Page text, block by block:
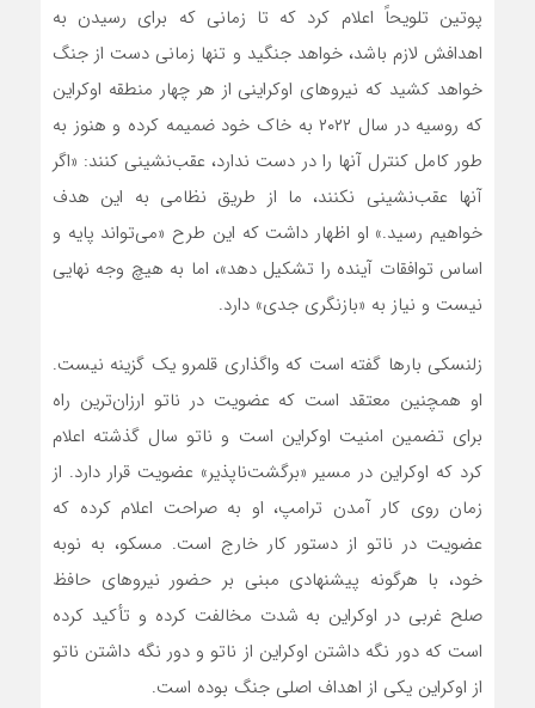
پوتین تلویحاً اعلام کرد که تا زمانی که برای رسیدن به
اهدافش لازم باشد، خواهد جنگید و تنها زمانی دست از جنگ
خواهد کشید که نیروهای اوکراینی از هر چهار منطقه اوکراین
که روسیه در سال ۲۰۲۲ به خاک خود ضمیمه کرده و هنوز به
طور کامل کنترل آنها را در دست ندارد، عقب‌نشینی کنند: «اگر
آنها عقب‌نشینی نکنند، ما از طریق نظامی به این هدف
خواهیم رسید.» او اظهار داشت که این طرح «می‌تواند پایه و
اساس توافقات آینده را تشکیل دهد»، اما به هیچ وجه نهایی
نیست و نیاز به «بازنگری جدی» دارد.
زلنسکی بارها گفته است که واگذاری قلمرو یک گزینه نیست.
او همچنین معتقد است که عضویت در ناتو ارزان‌ترین راه
برای تضمین امنیت اوکراین است و ناتو سال گذشته اعلام
کرد که اوکراین در مسیر «برگشت‌ناپذیر» عضویت قرار دارد. از
زمان روی کار آمدن ترامپ، او به صراحت اعلام کرده که
عضویت در ناتو از دستور کار خارج است. مسکو، به نوبه
خود، با هرگونه پیشنهادی مبنی بر حضور نیروهای حافظ
صلح غربی در اوکراین به شدت مخالفت کرده و تأکید کرده
است که دور نگه داشتن اوکراین از ناتو و دور نگه داشتن ناتو
از اوکراین یکی از اهداف اصلی جنگ بوده است.